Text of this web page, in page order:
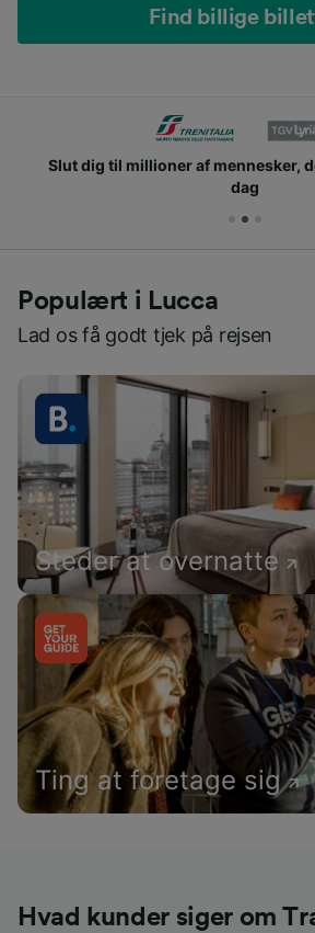
Find billige
Slut dig til millioner af mennesker,
dag
Populært i Lucca
Lad os få godt tjek på rejsen
Steder at overnatte
Ting at foretage sig
Hvad kunder siger om